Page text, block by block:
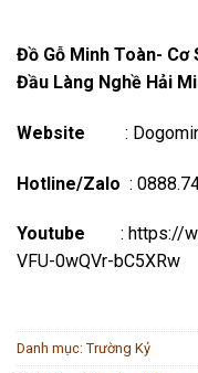
Đồ Gỗ Minh Toàn- Cơ
Đầu Làng Nghề Hải
Website :
Hotline/Zalo :
Youtube : https://
VFU-0wQVr-bC5XRw
Danh mục: Trường Kỷ